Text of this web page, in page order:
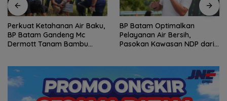
Perkuat Ketahanan Air Baku,
BP Batam Gandeng Mc
Dermott Tanam Bambu
BP Batam Optimalkan
Pelayanan Air Bersih,
Pasokan Kawasan NDP dari